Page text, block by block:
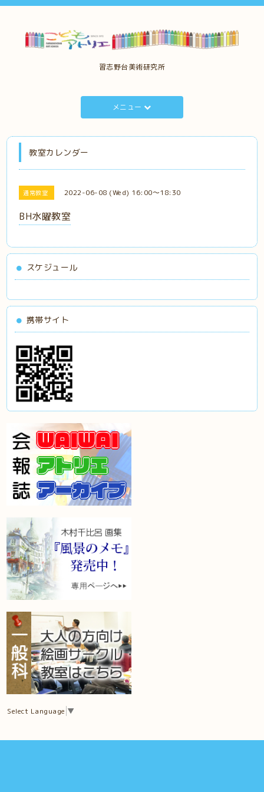
習志野台美術研究所
メニュー
教室カレンダー
通常教室 2022-06-08 (Wed) 16:00～18:30
BH水曜教室
スケジュール
携帯サイト
Select Language ▼